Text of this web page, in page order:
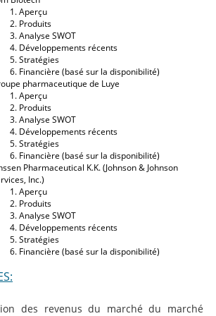
Aperçu
Produits
Analyse SWOT
Développements récents
Stratégies
Financière (basé sur la disponibilité)
pharmaceutique de Luye
Aperçu
Produits
Analyse SWOT
Développements récents
Stratégies
Financière (basé sur la disponibilité)
Pharmaceutical K.K. (Johnson & Johnson
Inc.)
Aperçu
Produits
Analyse SWOT
Développements récents
Stratégies
Financière (basé sur la disponibilité)
des revenus du marché du marché